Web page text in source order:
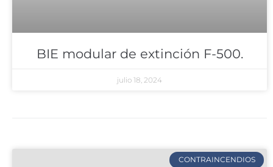
BIE modular de extinción F-500.
julio 18, 2024
CONTRAINCENDIOS